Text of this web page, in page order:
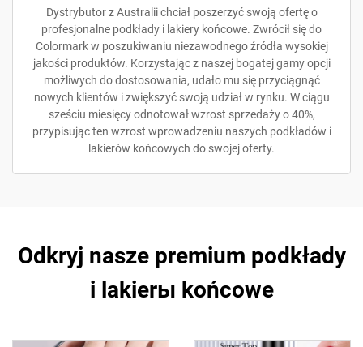
Dystrybutor z Australii chciał poszerzyć swoją ofertę o
profesjonalne podkłady i lakiery końcowe. Zwrócił się do
Colormark w poszukiwaniu niezawodnego źródła wysokiej
jakości produktów. Korzystając z naszej bogatej gamy opcji
możliwych do dostosowania, udało mu się przyciągnąć
nowych klientów i zwiększyć swoją udział w rynku. W ciągu
sześciu miesięcy odnotował wzrost sprzedaży o 40%,
przypisując ten wzrost wprowadzeniu naszych podkładów i
lakierów końcowych do swojej oferty.
Odkryj nasze premium podkłady
i lakierы końcowe